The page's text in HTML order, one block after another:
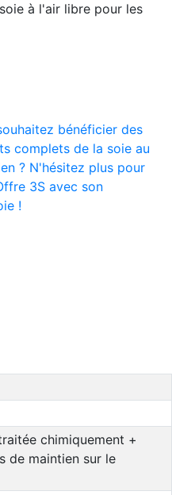
à l'air libre pour les
bénéficier des
complets de la soie au
? N'hésitez plus pour
3S avec son
!
chimiquement +
de maintien sur le